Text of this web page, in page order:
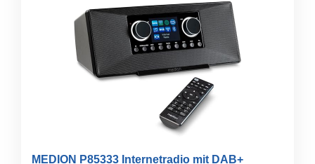
MEDION P85333 Internetradio mit DAB+